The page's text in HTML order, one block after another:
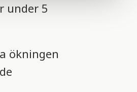
under 5
ökningen